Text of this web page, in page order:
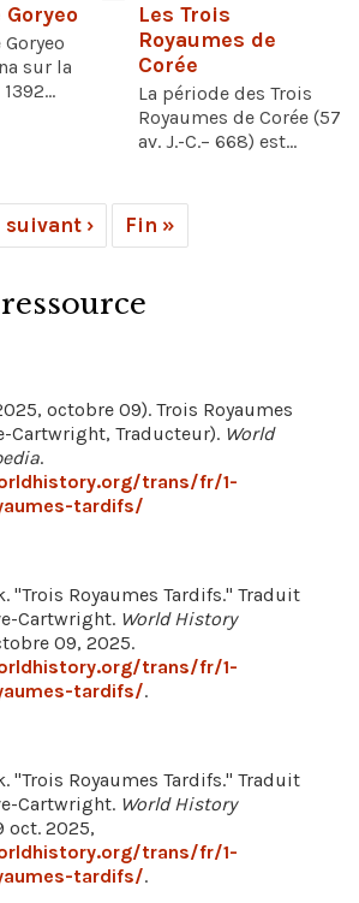
Goryeo
sur la
Les Trois
Royaumes de
Corée
La période des Trois
Royaumes de Corée (57
av. J.-C.– 668) est...
suivant › Fin »
octobre 09). Trois Royaumes
Cartwright, Traducteur). World
.
trans/fr/1-
tardifs/
"Trois Royaumes Tardifs." Traduit
Cartwright. World History
09, 2025.
trans/fr/1-
tardifs/.
"Trois Royaumes Tardifs." Traduit
Cartwright. World History
oct. 2025,
trans/fr/1-
tardifs/.